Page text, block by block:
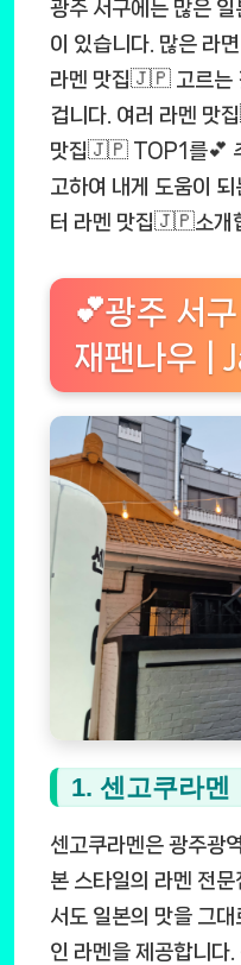
광주 서구에는 많은
이 있습니다. 많은 라
라멘 맛집🇯🇵 고르는
겁니다. 여러 라멘 맛
맛집🇯🇵 TOP1를💕
고하여 내게 도움이
터 라멘 맛집🇯🇵소개
💕광주 서
재팬나우 |
1. 센고쿠라멘
센고쿠라멘은 광주광
본 스타일의 라멘 전문
서도 일본의 맛을 그
인 라멘을 제공합니다